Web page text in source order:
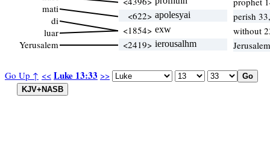
Go Up ↑ << Luke 13:33 >>
mati
di
luar
Yerusalem
<622> apolesyai
perish
<1854> exw
without
<2419> ierousalhm